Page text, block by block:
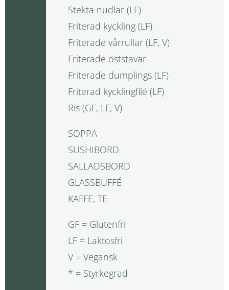
Stekta nudlar (LF)
Friterad kyckling (LF)
Friterade vårrullar (LF, V)
Friterade oststavar
Friterade dumplings (LF)
Friterad kycklingfilé (LF)
Ris (GF, LF, V)
SOPPA
SUSHIBORD
SALLADSBORD
GLASSBUFFÉ
KAFFE, TE
GF = Glutenfri
LF = Laktosfri
V = Vegansk
* = Styrkegrad